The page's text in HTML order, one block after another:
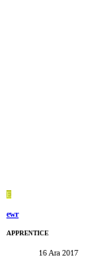
E
ewr
APPRENTICE
16 Ara 2017